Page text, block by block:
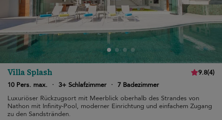
Villa Splash 9.8(4)
10 Pers. max.
· 3+ Schlafzimmer · 7 Badezimmer
Luxuriöser Rückzugsort mit Meerblick oberhalb des Strandes von
Nathon mit Infinity-Pool, moderner Einrichtung und einfachem Zugang
zu den Sandstränden.